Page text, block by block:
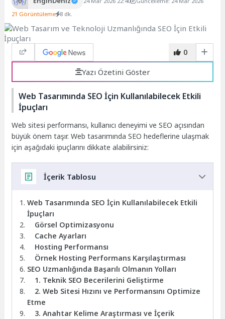
21 Görüntüleme 8 dk.
0
Yazı Özetini Göster
Web Tasarımında SEO İçin Kullanılabilecek Etkili
İpuçları
Web sitesi performansı, kullanıcı deneyimi ve SEO açısından
büyük önem taşır. Web tasarımında SEO hedeflerine ulaşmak
için aşağıdaki ipuçlarını dikkate alabilirsiniz:
İçerik Tablosu
Web Tasarımında SEO İçin Kullanılabilecek Etkili
İpuçları
Görsel Optimizasyonu
Cache Ayarları
Hosting Performansı
Örnek Hosting Performans Karşılaştırması
SEO Uzmanlığında Başarılı Olmanın Yolları
1. Teknik SEO Becerilerini Geliştirme
2. Web Sitesi Hızını ve Performansını Optimize
Etme
3. Anahtar Kelime Araştırması ve İçerik